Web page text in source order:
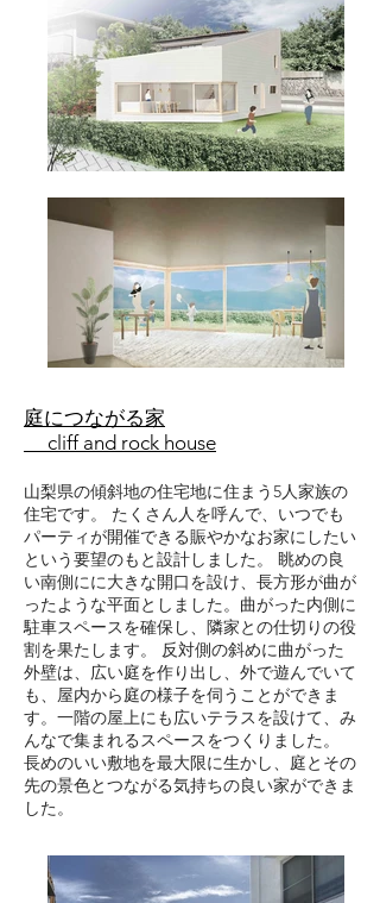
庭につながる家
cliff and rock house
山梨県の傾斜地の住宅地に住まう5人家族の
住宅です。 たくさん人を呼んで、いつでも
パーティが開催できる賑やかなお家にしたい
という要望のもと設計しました。 眺めの良
い南側にに大きな開口を設け、長方形が曲が
ったような平面としました。曲がった内側に
駐車スペースを確保し、隣家との仕切りの役
割を果たします。 反対側の斜めに曲がった
外壁は、広い庭を作り出し、外で遊んでいて
も、屋内から庭の様子を伺うことができま
す。一階の屋上にも広いテラスを設けて、み
んなで集まれるスペースをつくりました。
​長めのいい敷地を最大限に生かし、庭とその
先の景色とつながる気持ちの良い家ができま
した。